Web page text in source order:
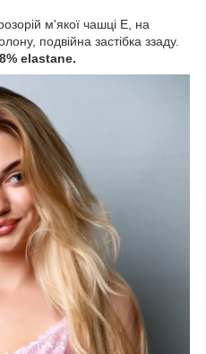
м'якої чашці Е, на
подвійна застібка ззаду.
elastane.